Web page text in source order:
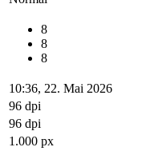
8
8
8
10:36, 22. Mai 2026
96 dpi
96 dpi
1.000 px